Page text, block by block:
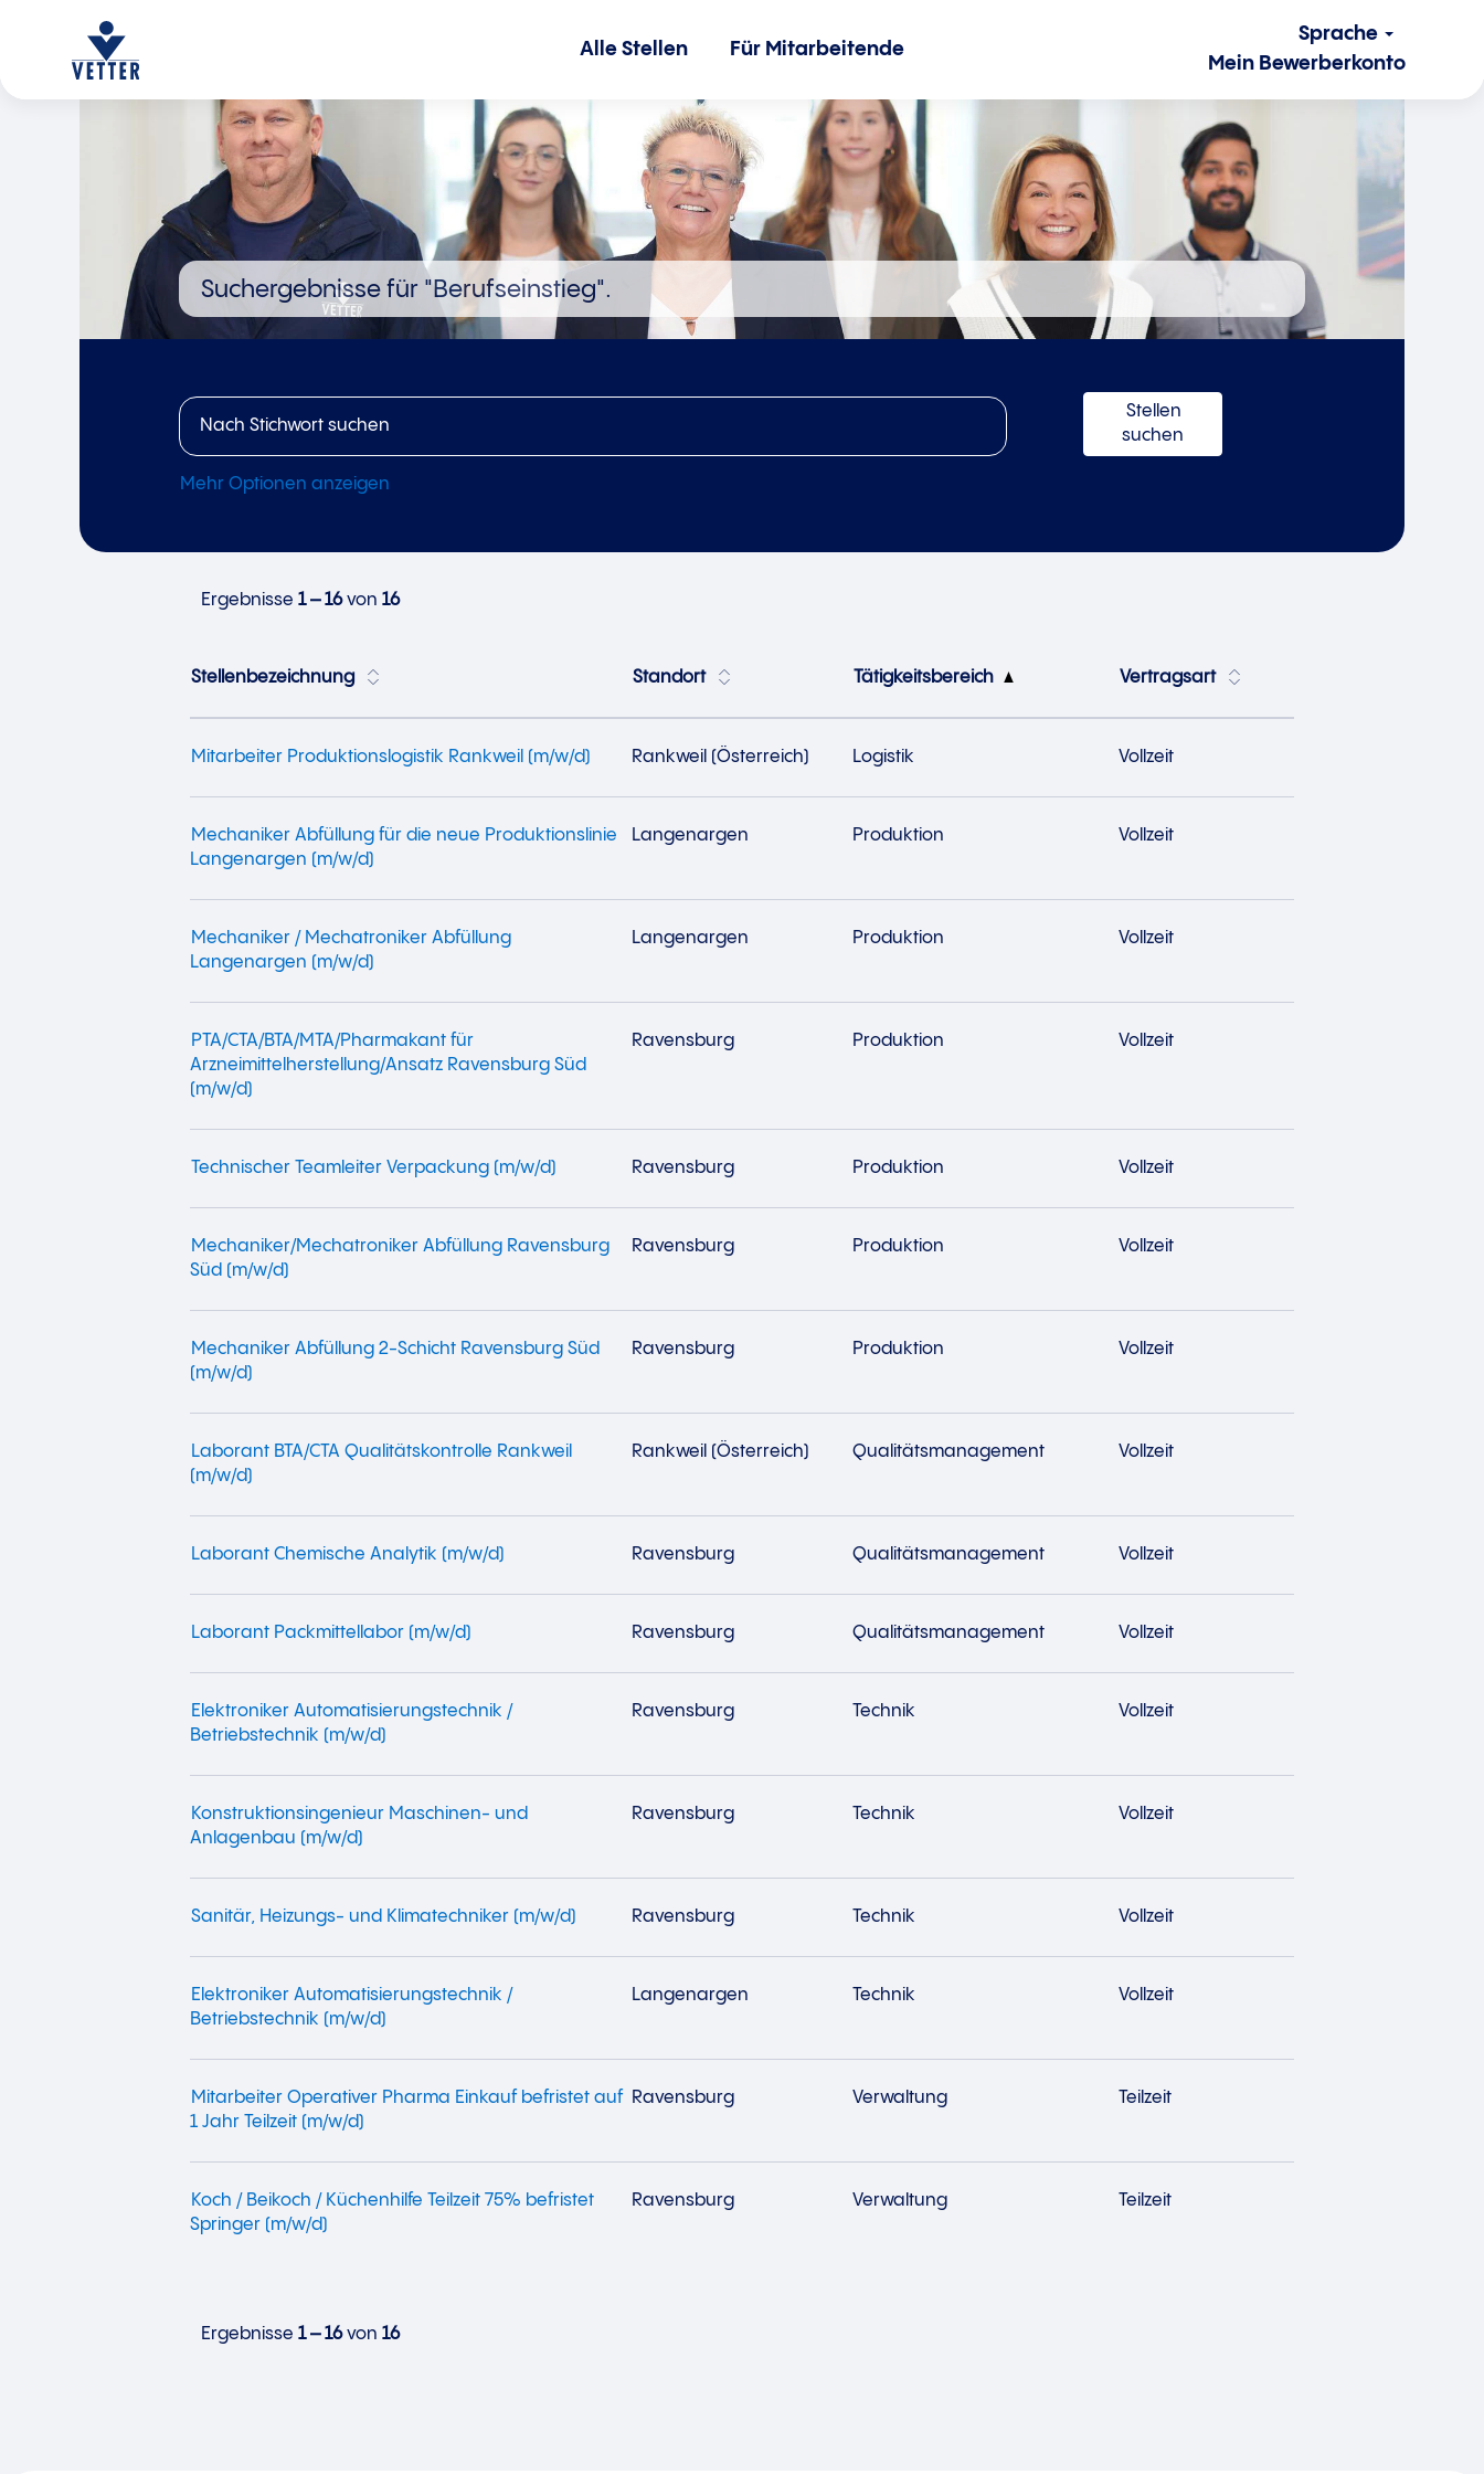
Alle Stellen Für Mitarbeitende
Sprache
Mein Bewerberkonto
Suchergebnisse für "Berufseinstieg".
Mehr Optionen anzeigen
Ergebnisse 1 – 16von 16
Stellenbezeichnung Standort Tätigkeitsbereich Vertragsart
Mitarbeiter Produktionslogistik Rankweil (m/w/d) Rankweil (Österreich) Logistik Vollzeit
Mechaniker Abfüllung für die neue Produktionslinie
Langenargen (m/w/d)
Langenargen Produktion Vollzeit
Mechaniker / Mechatroniker Abfüllung
Langenargen (m/w/d)
Langenargen Produktion Vollzeit
PTA/CTA/BTA/MTA/Pharmakant für
Arzneimittelherstellung/Ansatz Ravensburg Süd
(m/w/d)
Ravensburg Produktion Vollzeit
Technischer Teamleiter Verpackung (m/w/d) Ravensburg Produktion Vollzeit
Mechaniker/Mechatroniker Abfüllung Ravensburg
Süd (m/w/d)
Ravensburg Produktion Vollzeit
Mechaniker Abfüllung 2-Schicht Ravensburg Süd
(m/w/d)
Ravensburg Produktion Vollzeit
Laborant BTA/CTA Qualitätskontrolle Rankweil
(m/w/d)
Rankweil (Österreich) Qualitätsmanagement Vollzeit
Laborant Chemische Analytik (m/w/d) Ravensburg Qualitätsmanagement Vollzeit
Laborant Packmittellabor (m/w/d) Ravensburg Qualitätsmanagement Vollzeit
Elektroniker Automatisierungstechnik /
Betriebstechnik (m/w/d)
Ravensburg Technik Vollzeit
Konstruktionsingenieur Maschinen- und
Anlagenbau (m/w/d)
Ravensburg Technik Vollzeit
Sanitär, Heizungs- und Klimatechniker (m/w/d) Ravensburg Technik Vollzeit
Elektroniker Automatisierungstechnik /
Betriebstechnik (m/w/d)
Langenargen Technik Vollzeit
Mitarbeiter Operativer Pharma Einkauf befristet auf
1 Jahr Teilzeit (m/w/d)
Ravensburg Verwaltung Teilzeit
Koch / Beikoch / Küchenhilfe Teilzeit 75% befristet
Springer (m/w/d)
Ravensburg Verwaltung Teilzeit
Ergebnisse 1 – 16von 16